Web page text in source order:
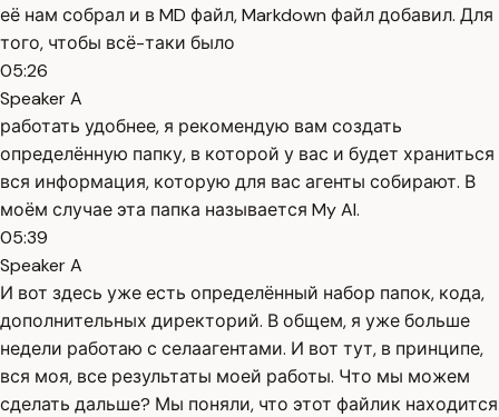
её нам собрал и в MD файл, Markdown файл добавил. Для
того, чтобы всё-таки было
05:26
Speaker A
работать удобнее, я рекомендую вам создать
определённую папку, в которой у вас и будет храниться
вся информация, которую для вас агенты собирают. В
моём случае эта папка называется My AI.
05:39
Speaker A
И вот здесь уже есть определённый набор папок, кода,
дополнительных директорий. В общем, я уже больше
недели работаю с селаагентами. И вот тут, в принципе,
вся моя, все результаты моей работы. Что мы можем
сделать дальше? Мы поняли, что этот файлик находится